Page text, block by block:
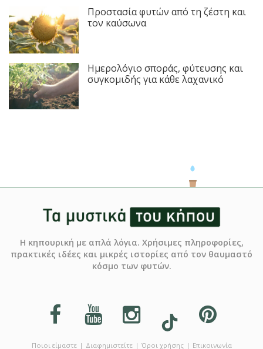
Προστασία φυτών από τη ζέστη και
τον καύσωνα
Ημερολόγιο σποράς, φύτευσης και
συγκομιδής για κάθε λαχανικό
Η κηπουρική με απλά λόγια. Χρήσιμες πληροφορίες,
πρακτικές ιδέες και μικρές ιστορίες από τον θαυμαστό
κόσμο των φυτών.
Ποιοι είμαστε Διαφημιστείτε Όροι χρήσης Επικοινωνία